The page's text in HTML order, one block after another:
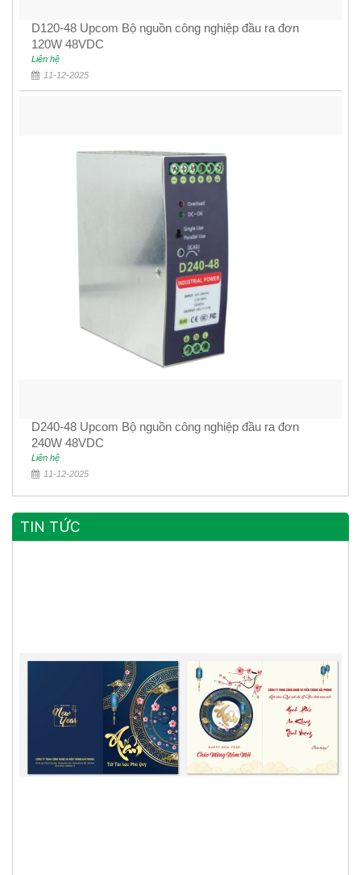
D120-48 Upcom Bộ nguồn công nghiệp đầu ra đơn
120W 48VDC
Liên hệ
11-12-2025
D240-48 Upcom Bộ nguồn công nghiệp đầu ra đơn
240W 48VDC
Liên hệ
11-12-2025
TIN TỨC